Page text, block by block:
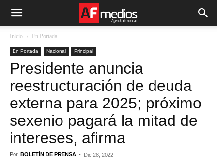
Inicio En Portada
En Portada Nacional Principal
Presidente anuncia
reestructuración de deuda
externa para 2025; próximo
sexenio pagará la mitad de
intereses, afirma
Por BOLETÍN DE PRENSA - Dic 28, 2022